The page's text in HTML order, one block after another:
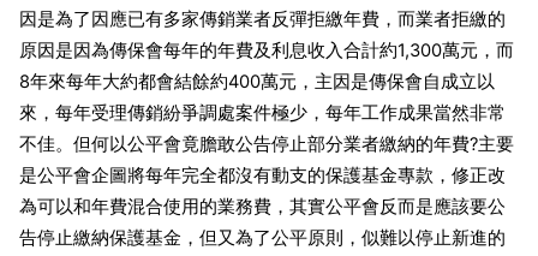
因是為了因應已有多家傳銷業者反彈拒繳年費，而業者拒繳的
原因是因為傳保會每年的年費及利息收入合計約1,300萬元，而
8年來每年大約都會結餘約400萬元，主因是傳保會自成立以
來，每年受理傳銷紛爭調處案件極少，每年工作成果當然非常
不佳。但何以公平會竟膽敢公告停止部分業者繳納的年費?主要
是公平會企圖將每年完全都沒有動支的保護基金專款，修正改
為可以和年費混合使用的業務費，其實公平會反而是應該要公
告停止繳納保護基金，但又為了公平原則，似難以停止新進的